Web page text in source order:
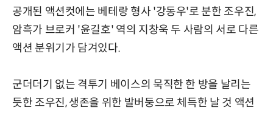
공개된 액션컷에는 베테랑 형사 '강동우'로 분한 조우진,
암흑가 브로커 '윤길호' 역의 지창욱 두 사람의 서로 다른
액션 분위기가 담겨있다.
군더더기 없는 격투기 베이스의 묵직한 한 방을 날리는
듯한 조우진, 생존을 위한 발버둥으로 체득한 날 것 액션